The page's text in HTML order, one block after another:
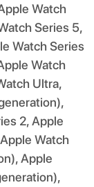
Watch
Series 5,
Watch Series
Watch
Ultra,
2, Apple
Watch
Apple